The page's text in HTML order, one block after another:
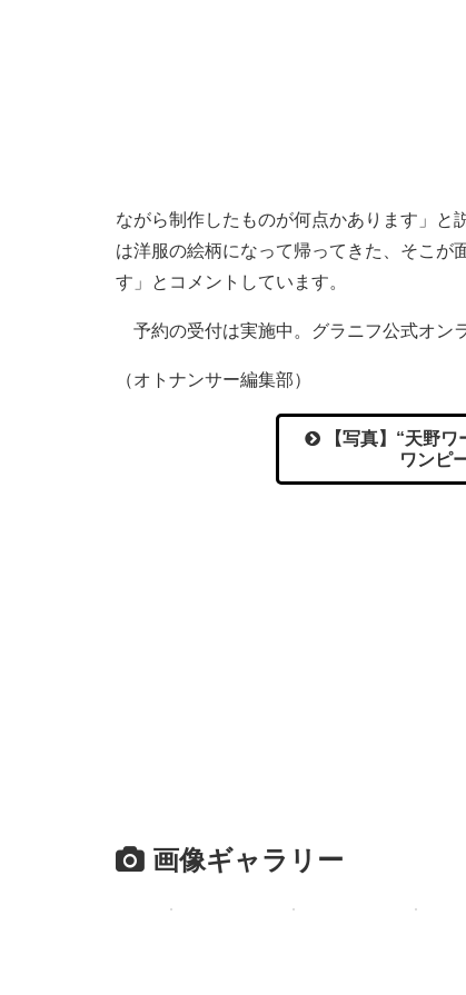
ながら制作したものが何点かあります」と
は洋服の絵柄になって帰ってきた、そこが
す」とコメントしています。
予約の受付は実施中。グラニフ公式オン
（オトナンサー編集部）
【写真】“天野ワ
ワンピ
画像ギャラリー